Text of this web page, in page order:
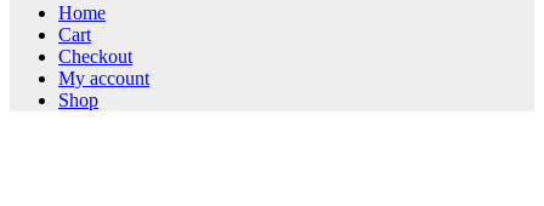
Home
Cart
Checkout
My account
Shop